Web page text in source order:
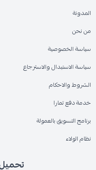
المدونة
من نحن
سياسة الخصوصية
سياسة الاستبدال والاسترجاع
الشروط والاحكام
خدمة دفع تمارا
برنامج التسويق بالعمولة
نظام الولاء